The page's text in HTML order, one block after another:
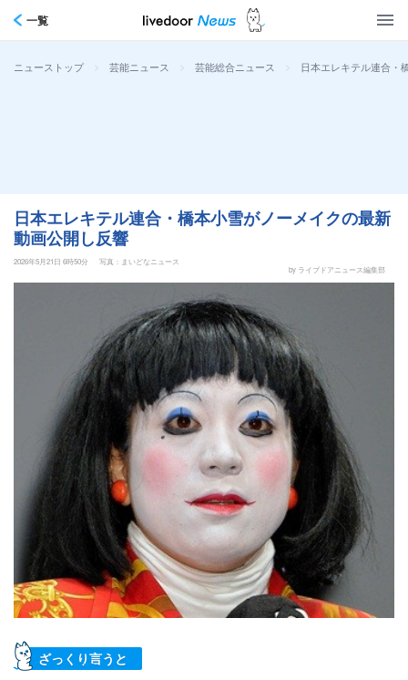
一覧
ニューストップ > 芸能ニュース > 芸能総合ニュース > 日本エレキテル連合・
日本エレキテル連合・橋本小雪がノーメイクの最新
動画公開し反響
2026年5月21日 6時50分
写真：まいどなニュース
by ライブドアニュース編集部
ざっくり言うと